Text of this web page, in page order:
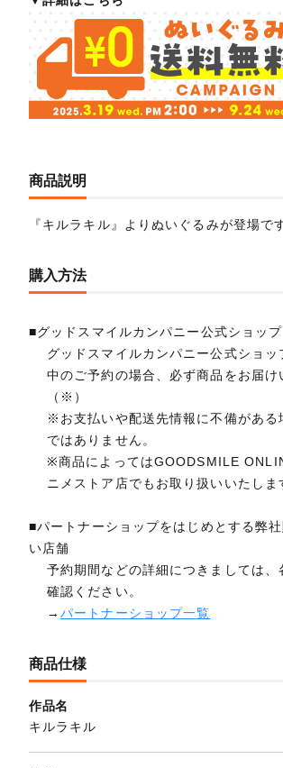
商品説明
『キルラキル』よりぬいぐるみが登場で
購入方法
■グッドスマイルカンパニー公式ショップ
グッドスマイルカンパニー公式ショッ
中のご予約の場合、必ず商品をお届け
（※）
※お支払いや配送先情報に不備がある
ではありません。
※商品によってはGOODSMILE
ニメストア店でもお取り扱いいたしま
■パートナーショップをはじめとする弊
い店舗
予約期間などの詳細につきましては、
確認ください。
→パートナーショップ一覧
商品仕様
作品名
キルラキル